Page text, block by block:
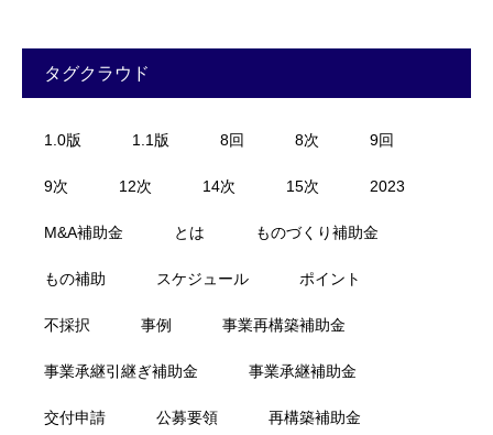
タグクラウド
1.0版 1.1版 8回 8次 9回
9次 12次 14次 15次 2023
M&A補助金 とは ものづくり補助金
もの補助 スケジュール ポイント
不採択 事例 事業再構築補助金
事業承継引継ぎ補助金 事業承継補助金
交付申請 公募要領 再構築補助金